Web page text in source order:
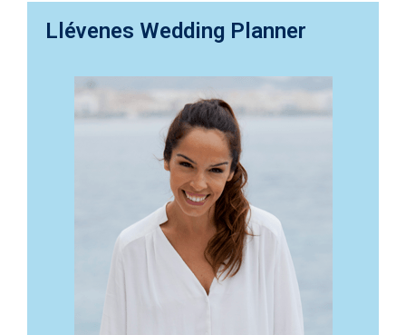
Llévenes Wedding Planner